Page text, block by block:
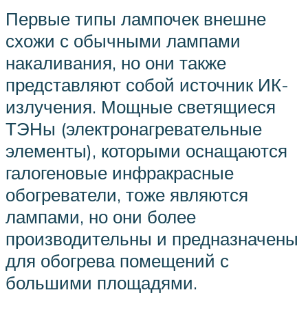
Первые типы лампочек внешне
схожи с обычными лампами
накаливания, но они также
представляют собой источник ИК-
излучения. Мощные светящиеся
ТЭНы (электронагревательные
элементы), которыми оснащаются
галогеновые инфракрасные
обогреватели, тоже являются
лампами, но они более
производительны и предназначены
для обогрева помещений с
большими площадями.